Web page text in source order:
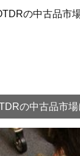
の中古品市場